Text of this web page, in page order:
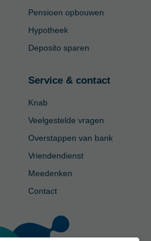
Pensioen opbouwen
Hypotheek
Deposito sparen
Service & contact
Knab
Veelgestelde vragen
Overstappen van bank
Vriendendienst
Meedenken
Contact